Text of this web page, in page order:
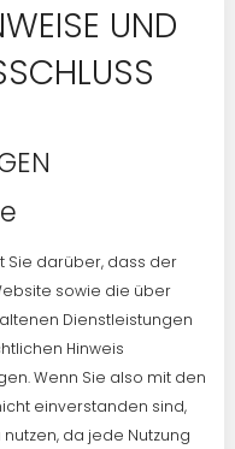
UND
Sie darüber, dass der
sowie die über
Dienstleistungen
Hinweis
Wenn Sie also mit den
einverstanden sind,
da jede Nutzung